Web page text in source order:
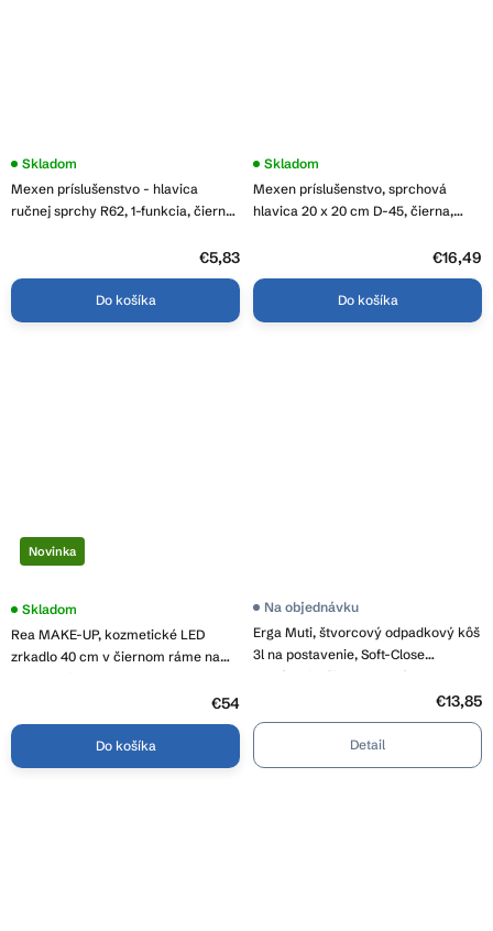
Mexen príslušenstvo - hlavica
ručnej sprchy R62, 1-funkcia, čierna,
Skladom
€5,83
Do košíka
Mexen príslušenstvo, sprchová
hlavica 20 x 20 cm D-45, čierna,
Skladom
€16,49
Do košíka
Novinka
Rea MAKE-UP, kozmetické LED
zrkadlo 40 cm v čiernom ráme na
Priemerné
produktu
je
Skladom
€54
Do košíka
Erga Muti, štvorcový odpadkový kôš
3l na postavenie, Soft-Close
zatváranie, čierna matná, ERG-YKA-
Priemerné
produktu
je
Na objednávku
€13,85
Detail